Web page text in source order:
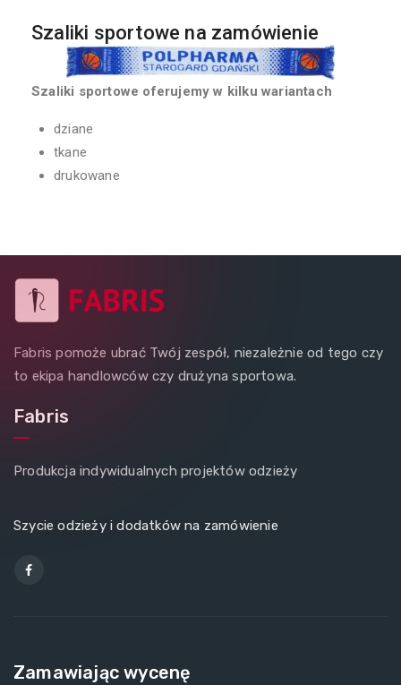
Szaliki sportowe na zamówienie
Szaliki sportowe oferujemy w kilku wariantach
dziane
tkane
drukowane
Fabris pomoże ubrać Twój zespół, niezależnie od tego czy
to ekipa handlowców czy drużyna sportowa.
Fabris
Produkcja indywidualnych projektów odzieży
Szycie odzieży i dodatków na zamówienie
Zamawiając wycenę